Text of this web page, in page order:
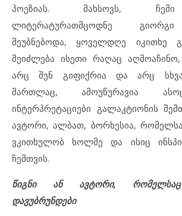
პოეზიას. მახსოვს,
ლიტერატურათმცოდნე
მეუბნებოდა, ყოველდღე იკითხე
შეიძლება ისეთი რაღაც
არც შენ გიფიქრია და არც
მართლაც, ამოუწურავია
ინტერპრეტაციები გალაკტიონის
ავტორი, ალბათ, ბორხესია,
ვკითხულობ ხოლმე და ისიც
ჩემთვის.
წიგნი ან ავტორი,
დავუბრუნდები